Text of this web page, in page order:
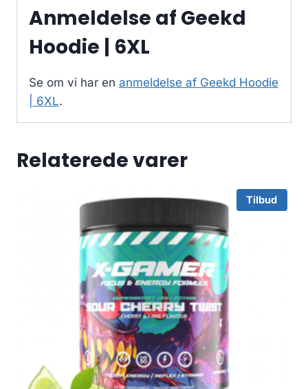
Anmeldelse af Geekd
Hoodie | 6XL
Se om vi har en anmeldelse af Geekd Hoodie
| 6XL.
Relaterede varer
Tilbud